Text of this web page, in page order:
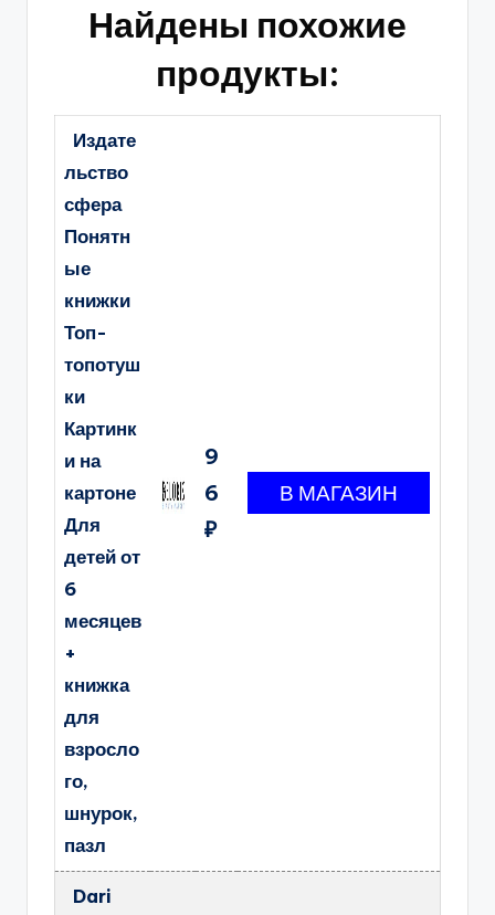
Найдены похожие
продукты:
Издате
льство
сфера
Понятн
ые
книжки
Топ-
топотуш
ки
Картинк
и на
картоне
Для
детей от
6
месяцев
+
книжка
для
взросло
го,
шнурок,
пазл
9
6
₽
Dari